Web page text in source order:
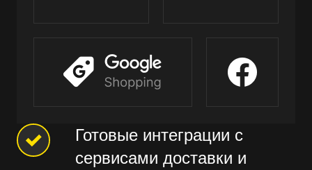
Готовые интеграции с
сервисами доставки и